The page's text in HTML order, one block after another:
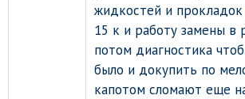
жидкостей и прокладок
15 к и работу замены в
потом диагностика
было и докупить по
капотом сломают еще